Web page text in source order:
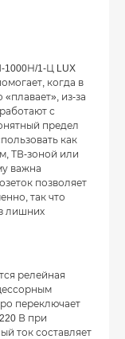
1000Н/1-Ц LUX
когда в
из-за
с
предел
как
ТВ-зоной или
важна
позволяет
так что
лишних
релейная
переключает
В при
ток составляет